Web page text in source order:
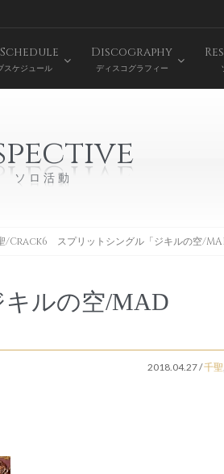
スケジュール
Discography
ディスコグラフィー
ソロ活動
/Crack6 スプリットシングル「ジキルの空/
ルの空/MAD
2018.04.27/千聖,